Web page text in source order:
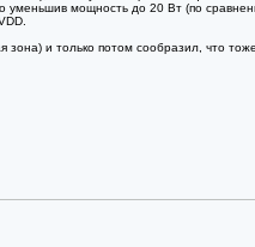
мощность до 20 Вт (по
и только потом сообразил, что